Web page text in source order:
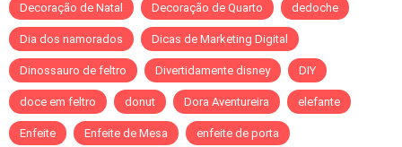
Decoração de Natal Decoração de Quarto dedoche
Dia dos namorados Dicas de Marketing Digital
Dinossauro de feltro Divertidamente disney DIY
doce em feltro donut Dora Aventureira elefante
Enfeite Enfeite de Mesa enfeite de porta